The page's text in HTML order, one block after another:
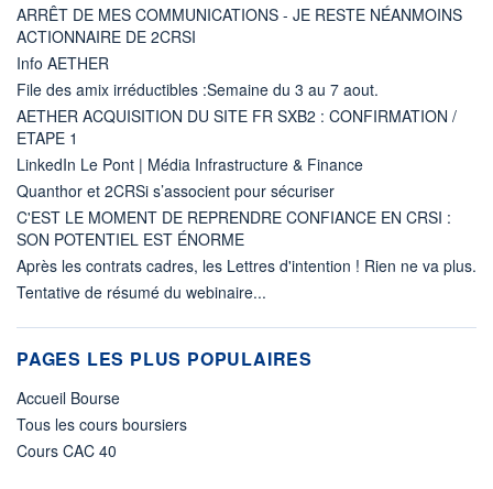
ARRÊT DE MES COMMUNICATIONS - JE RESTE NÉANMOINS
ACTIONNAIRE DE 2CRSI
Info AETHER
File des amix irréductibles :Semaine du 3 au 7 aout.
AETHER ACQUISITION DU SITE FR SXB2 : CONFIRMATION /
ETAPE 1
LinkedIn Le Pont | Média Infrastructure & Finance
Quanthor et 2CRSi s’associent pour sécuriser
C'EST LE MOMENT DE REPRENDRE CONFIANCE EN CRSI :
SON POTENTIEL EST ÉNORME
Après les contrats cadres, les Lettres d'intention ! Rien ne va plus.
Tentative de résumé du webinaire...
PAGES LES PLUS POPULAIRES
Accueil Bourse
Tous les cours boursiers
Cours CAC 40